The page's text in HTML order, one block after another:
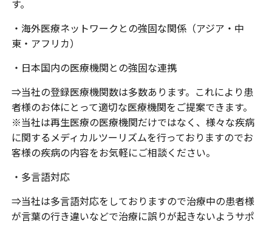
す。
・海外医療ネットワークとの強固な関係（アジア・中
東・アフリカ）
・日本国内の医療機関との強固な連携
⇒当社の登録医療機関数は多数あります。これにより患
者様のお体にとって適切な医療機関をご提案できます。
※当社は再生医療の医療機関だけではなく、様々な疾病
に関するメディカルツーリズムを行っておりますのでお
客様の疾病の内容をお気軽にご相談ください。
・多言語対応
⇒当社は多言語対応をしておりますので治療中の患者様
が言葉の行き違いなどで治療に誤りが起きないようサポ